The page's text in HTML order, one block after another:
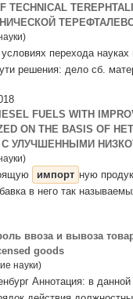
TECHNICAL
перехода
решения: дело сб.
FUELS WITH
ON THE BASIS OF
УЛУЧШЕННЫМИ
импорт ную
в него так
ввоза и вывоза
goods
науки)
Аннотация: в